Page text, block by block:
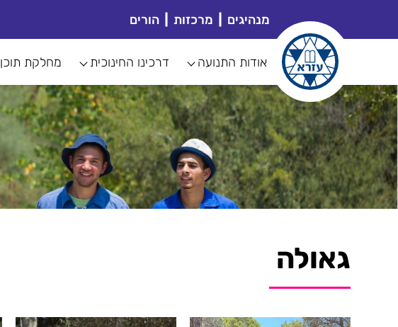
מנהיגים מרכזות הורים
אודות התנועה דרכינו החינוכית מחלקת תוכן
גאולה